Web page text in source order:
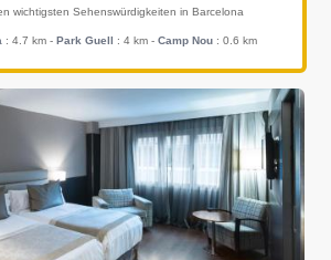
wichtigsten Sehenswürdigkeiten in Barcelona
: 4.7 km - Park Guell : 4 km - Camp Nou : 0.6 km